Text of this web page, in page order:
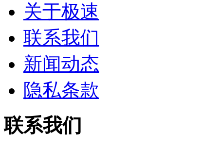
关于极速
联系我们
新闻动态
隐私条款
联系我们